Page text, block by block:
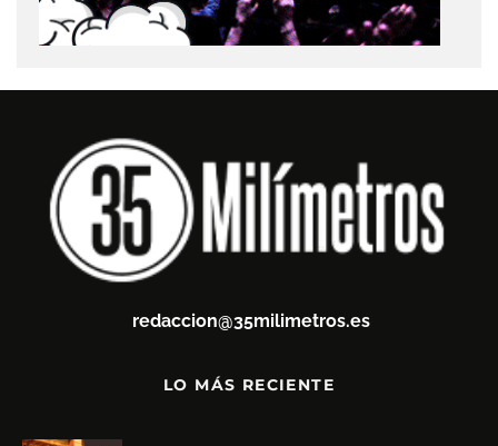
redaccion@35milimetros.es
LO MÁS RECIENTE